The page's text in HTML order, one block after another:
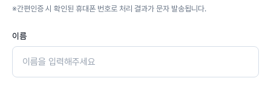
※간편인증 시 확인된 휴대폰 번호로 처리 결과가 문자 발송됩니다.
이름